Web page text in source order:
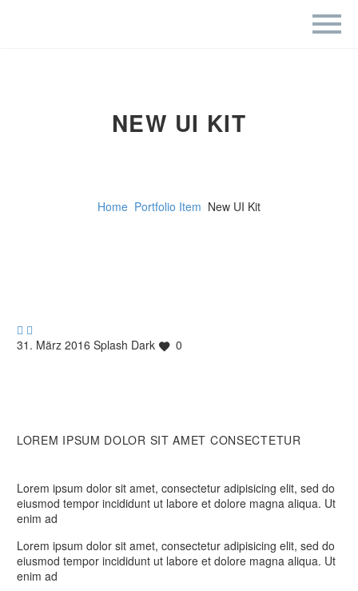
NEW UI KIT
Home Portfolio Item New UI Kit
 
31. März 2016 Splash Dark 0
LOREM IPSUM DOLOR SIT AMET CONSECTETUR
Lorem ipsum dolor sit amet, consectetur adipisicing elit, sed do
eiusmod tempor incididunt ut labore et dolore magna aliqua. Ut
enim ad
Lorem ipsum dolor sit amet, consectetur adipisicing elit, sed do
eiusmod tempor incididunt ut labore et dolore magna aliqua. Ut
enim ad